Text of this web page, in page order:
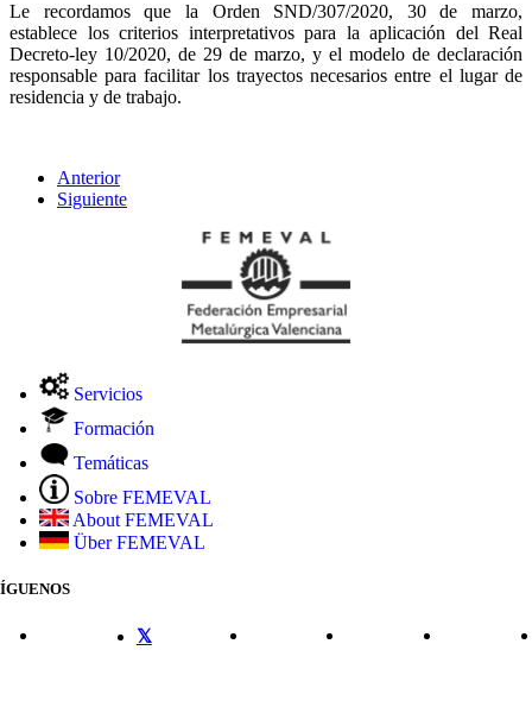
Le recordamos que la Orden SND/307/2020, 30 de marzo,
establece los criterios interpretativos para la aplicación del Real
Decreto-ley 10/2020, de 29 de marzo, y el modelo de declaración
responsable para facilitar los trayectos necesarios entre el lugar de
residencia y de trabajo.
Anterior
Siguiente
Servicios
Formación
Temáticas
Sobre FEMEVAL
About FEMEVAL
Über FEMEVAL